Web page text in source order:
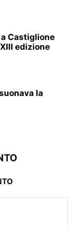
Castiglione
edizione
la